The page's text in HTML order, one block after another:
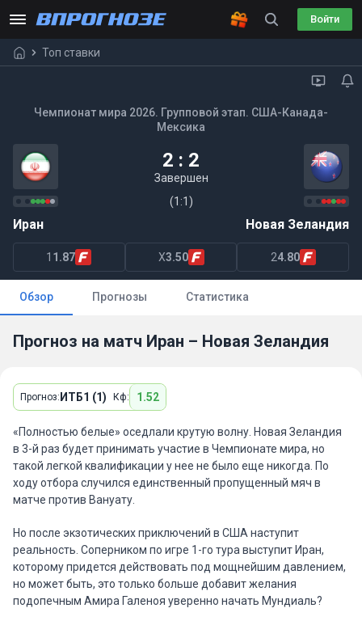
Войти
Топ ставки
Чемпионат мира 2026. Групповой этап. США-Канада-
Мексика
2 : 2
Завершен
(1:1)
Иран Новая Зеландия
1 1.87 X3.50 24.80
Обзор Прогнозы Статистика
Прогноз на матч Иран – Новая Зеландия
Прогноз: ИТБ1 (1) Кф: 1.52
«Полностью белые» оседлали крутую волну. Новая Зеландия
в 3-й раз будет принимать участие в Чемпионате мира, но
такой легкой квалификации у нее не было еще никогда. По
ходу отбора случился единственный пропущенный мяч в
матче против Вануату.
Но после экзотических приключений в США наступит
реальность. Соперником по игре 1-го тура выступит Иран,
которому придется действовать под мощнейшим давлением,
но может быть, это только больше добавит желания
подопечным Амира Галеноя уверенно начать Мундиаль?